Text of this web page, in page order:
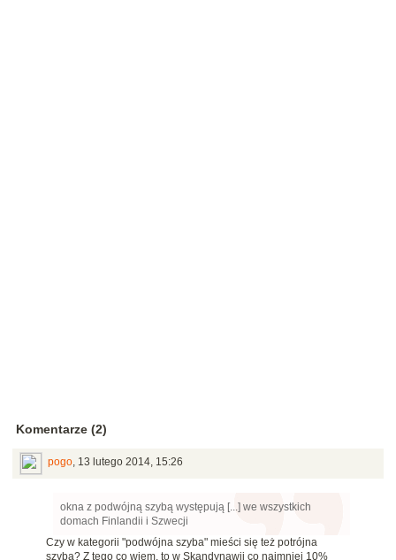
Komentarze (2)
pogo, 13 lutego 2014, 15:26
okna z podwójną szybą występują [...] we wszystkich
domach Finlandii i Szwecji
Czy w kategorii "podwójna szyba" mieści się też potrójna
szyba? Z tego co wiem, to w Skandynawii co najmniej 10%